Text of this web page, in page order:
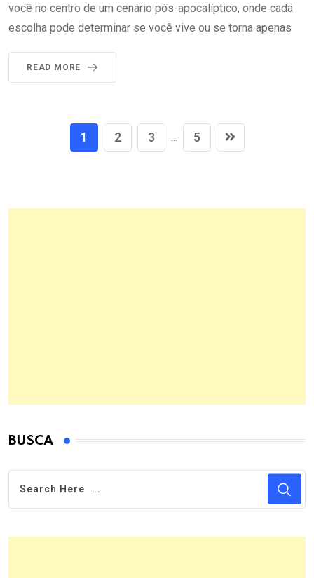
você no centro de um cenário pós-apocalíptico, onde cada
escolha pode determinar se você vive ou se torna apenas
READ MORE
1 2 3 5
BUSCA